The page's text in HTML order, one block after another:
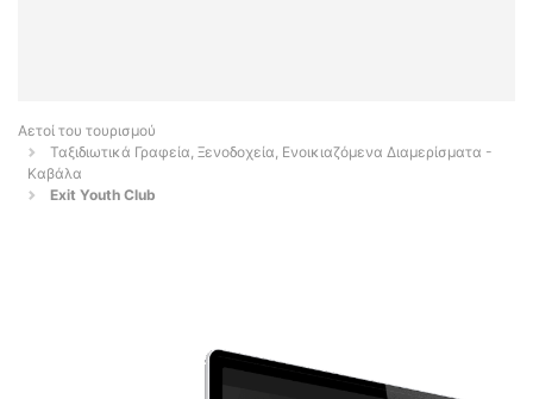
Αετοί του τουρισμού
Ταξιδιωτικά Γραφεία, Ξενοδοχεία, Ενοικιαζόμενα Διαμερίσματα -
Καβάλα
Exit Youth Club